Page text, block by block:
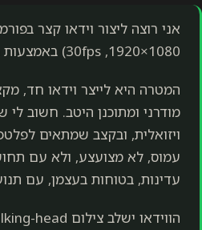
המטרה היא לייצר וידאו חד,
מודרני ומתוכנן היטב. חשוב לי
ויזואלית, ובקצב שמתאים
עמוס, לא מצועצע, ולא עם
עדינות, בטוחות בעצמן, עם